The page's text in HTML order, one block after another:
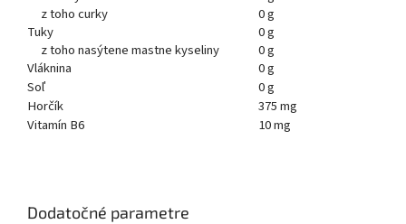
z toho curky
0 g
Tuky
0 g
z toho nasýtene mastne kyseliny
0 g
Vláknina
0 g
Soľ
0 g
Horčík
375 mg
Vitamín B6
10 mg
Dodatočné parametre